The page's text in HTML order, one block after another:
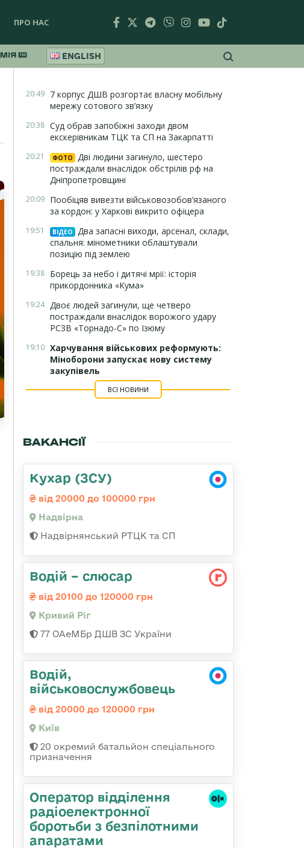
ПРО НАС
ENGLISH
20:49 7 корпус ДШВ розгортає власну мобільну
мережу сотового зв’язку
20:38 Суд обрав запобіжні заходи двом
екскерівникам ТЦК та СП на Закарпатті
20:21 ФОТО
Дві людини загинуло, шестеро
постраждали внаслідок обстрілів рф на
Дніпропетровщині
20:09 Пообіцяв вивезти військовозобов’язаного
за кордон: у Харкові викрито офіцера
19:51 ВІДЕО
Два запасні виходи, арсенал, склади,
спальня: мінометники облаштували
позицію під землею
19:38 Борець за небо і дитячі мрії: історія
прикордонника «Кума»
19:24 Двоє людей загинули, ще четверо
постраждали внаслідок ворожого удару
РСЗВ «Торнадо-С» по Ізюму
19:10 Харчування військових реформують:
Міноборони запускає нову систему
закупівель
ВСІ НОВИНИ
ВАКАНСІЇ
Кухар (ЗСУ)
від 20000 до 100000 грн
Надвірна
Надвірнянський РТЦК та СП
Водій – слюсар
від 20100 до 120000 грн
Кривий Ріг
77 ОАеМБр ДШВ ЗС України
Водій,
військовослужбовець
від 20000 до 120000 грн
Київ
20 окремий батальйон спеціального
призначення
Оператор відділення
радіоелектронної
боротьби з безпілотними
апаратами